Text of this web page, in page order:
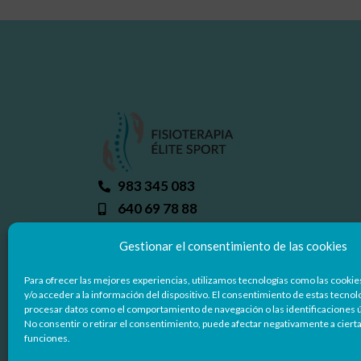
Gestionar el consentimiento de las cookies
Para ofrecer las mejores experiencias, utilizamos tecnologías como las
y/o acceder a la información del dispositivo. El consentimiento de estas
procesar datos como el comportamiento de navegación o las identificaciones
No consentir o retirar el consentimiento, puede afectar negativamente a
funciones.
983 345 083
640 69 78 88
C/ Miguel Delibes 50, 47008 -